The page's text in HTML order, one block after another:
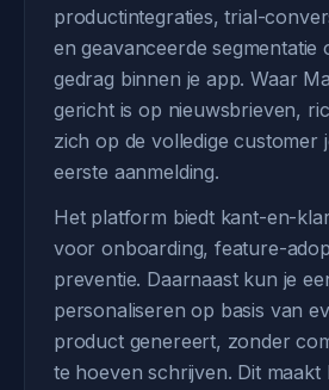
productintegraties, trial-
en geavanceerde segmentatie
gedrag binnen je app. Waar
gericht is op nieuwsbrieven,
zich op de volledige customer
eerste aanmelding.
Het platform biedt kant-en-
voor onboarding, feature-
preventie. Daarnaast kun je
personaliseren op basis van
product genereert, zonder
te hoeven schrijven. Dit maakt